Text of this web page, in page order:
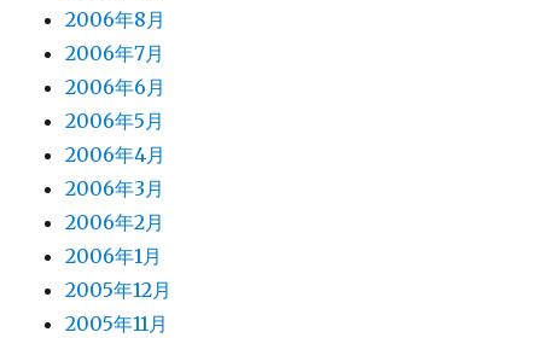
2006年8月
2006年7月
2006年6月
2006年5月
2006年4月
2006年3月
2006年2月
2006年1月
2005年12月
2005年11月